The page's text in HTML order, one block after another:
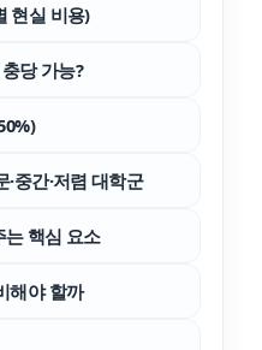
현실 비용)
당 가능?
중간·저렴 대학군
는 핵심 요소
해야 할까